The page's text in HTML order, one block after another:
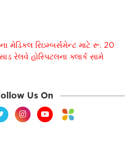
મેડિકલ રિઇમ્બર્સમેન્ટ માટે રૂ. 20
રેલવે હોસ્પિટલના ક્લાર્ક સામે
Us On